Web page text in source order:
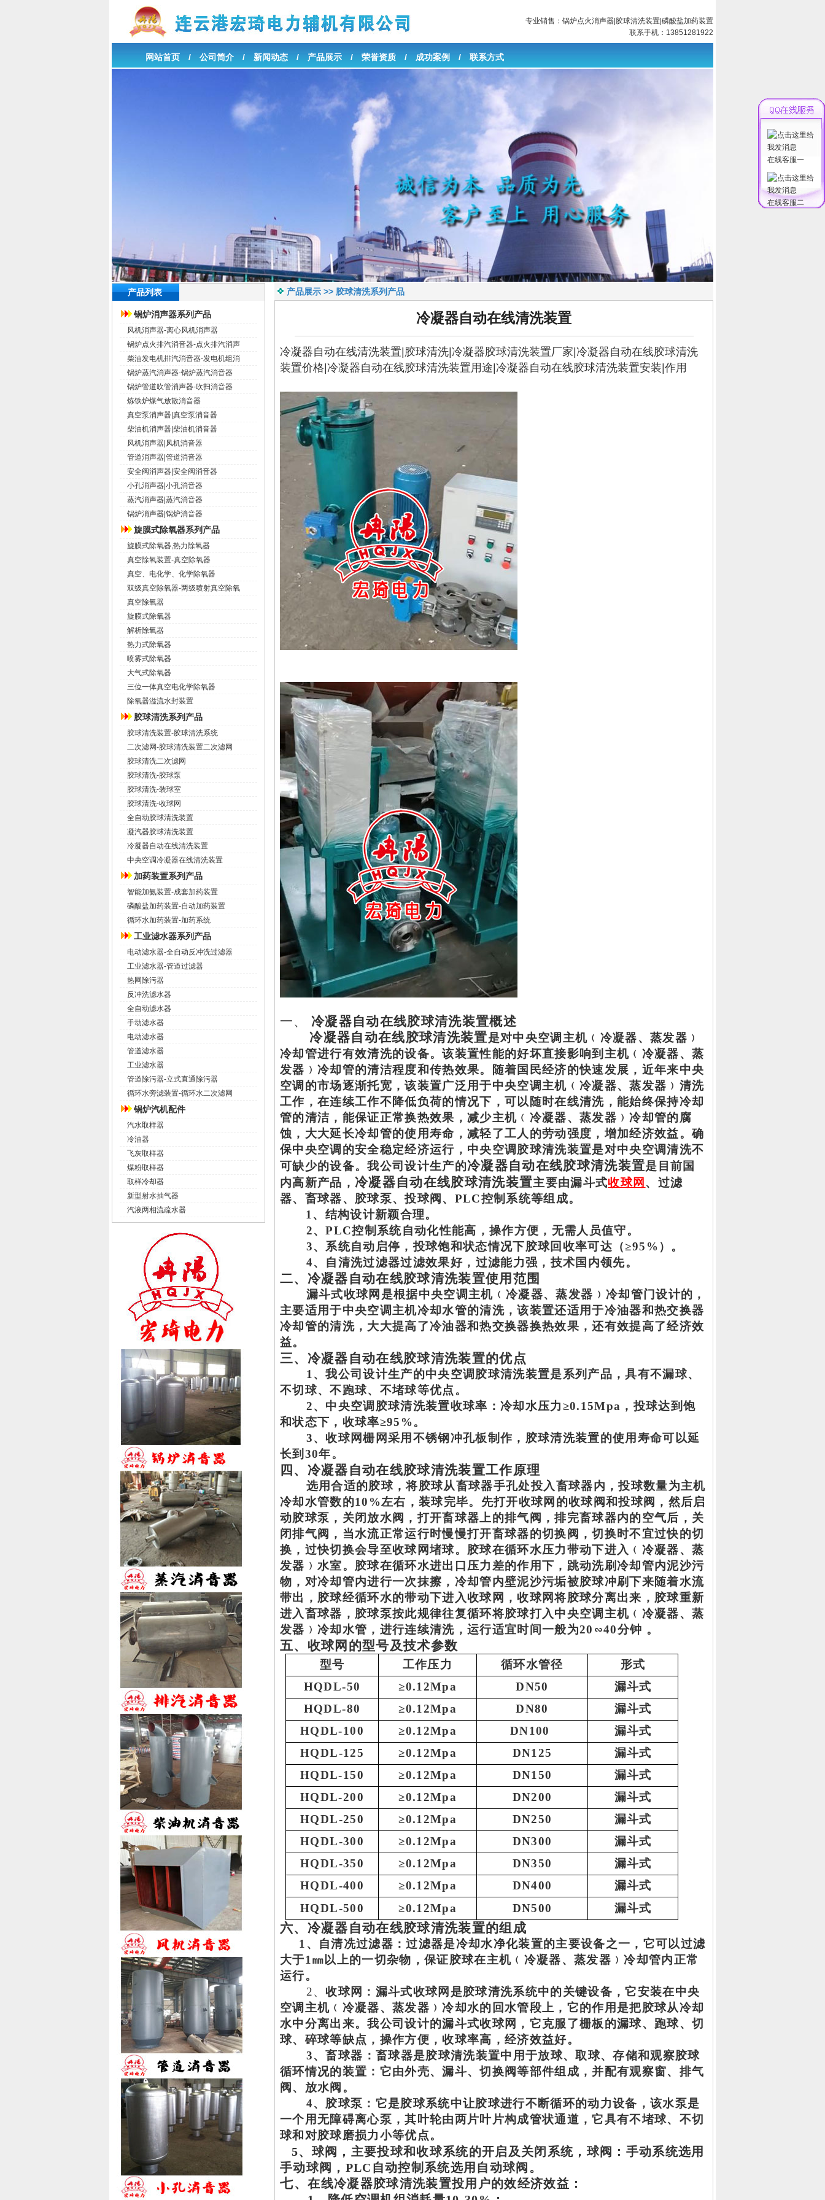
专业销售： 锅炉点火消声器 胶球清洗装置 磷酸盐加药装置
联系手机：13851281922
网站首页 / 公司简介 / 新闻动态 / 产品展示 / 荣誉资质 / 成功案例 / 联系方式
产品列表
锅炉消声器系列产品
风机消声器-离心风机消声器
锅炉点火排汽消音器-点火排汽消声
柴油发电机排汽消音器-发电机组消
锅炉蒸汽消声器-锅炉蒸汽消音器
锅炉管道吹管消声器-吹扫消音器
炼铁炉煤气放散消音器
真空泵消声器|真空泵消音器
柴油机消声器|柴油机消音器
风机消声器|风机消音器
管道消声器|管道消音器
安全阀消声器|安全阀消音器
小孔消声器|小孔消音器
蒸汽消声器|蒸汽消音器
锅炉消声器|锅炉消音器
旋膜式除氧器系列产品
旋膜式除氧器,热力除氧器
真空除氧装置-真空除氧器
真空、电化学、化学除氧器
双级真空除氧器-两级喷射真空除氧
真空除氧器
旋膜式除氧器
解析除氧器
热力式除氧器
喷雾式除氧器
大气式除氧器
三位一体真空电化学除氧器
除氧器溢流水封装置
胶球清洗系列产品
胶球清洗装置-胶球清洗系统
二次滤网-胶球清洗装置二次滤网
胶球清洗二次滤网
胶球清洗-胶球泵
胶球清洗-装球室
胶球清洗-收球网
全自动胶球清洗装置
凝汽器胶球清洗装置
冷凝器自动在线清洗装置
中央空调冷凝器在线清洗装置
加药装置系列产品
智能加氨装置-成套加药装置
磷酸盐加药装置-自动加药装置
循环水加药装置-加药系统
工业滤水器系列产品
电动滤水器-全自动反冲洗过滤器
工业滤水器-管道过滤器
热网除污器
反冲洗滤水器
全自动滤水器
手动滤水器
电动滤水器
管道滤水器
工业滤水器
管道除污器-立式直通除污器
循环水旁滤装置-循环水二次滤网
锅炉汽机配件
汽水取样器
冷油器
飞灰取样器
煤粉取样器
取样冷却器
新型射水抽气器
汽液两相流疏水器
产品展示 >> 胶球清洗系列产品
冷凝器自动在线清洗装置
冷凝器自动在线清洗装置 胶球清洗 冷凝器胶球清洗装置厂家| 冷凝器自动在线胶球清洗
装置价格| 冷凝器自动在线胶球清洗装置用途| 冷凝器自动在线胶球清洗装置安装|作用
一、 冷凝器自动在线胶球清洗装置概述
冷凝器自动在线胶球清洗装置是对中央空调主机﹙ 冷凝器、蒸发器 ﹚
冷却管进行有效清洗的设备。该装置性能的好坏直接影响到主机﹙ 冷凝器、蒸
发器 ﹚冷却管的清洁程度和传热效果。 随着国民经济的快速发展， 近年来中央
空调的市场逐渐托宽，该装置广泛用于中央空调主机﹙冷凝器、蒸发器 ﹚清洗
工作，在连续工作不降低负荷的情况下，可以随时在线清洗，能始终保持冷却
管的清洁，能保证正常换热效果， 减少主机﹙ 冷凝器、蒸发器 ﹚冷却管的腐
蚀，大大延长冷却管的使用寿命，减轻了工人的劳动强度，增加经济效益。确
保中央空调的安全稳定经济运行，中央空调胶球清洗装置是对中央空调清洗不
可缺少的设备。我公司设计生产的冷凝器自动在线胶球清洗装置是目前国
内高新产品， 冷凝器自动在线胶球清洗装置主要由漏斗式收球网 、过滤
器、畜球器、胶球泵、投球阀、 PLC控制系统等组成。
1、结构设计新颖合理。
2、PLC控制系统自动化性能高，操作方便 ，无需人员值守。
3、系统自动启停，投球饱和状态情况下胶球回收率可达（≥95 %）。
4、 自清洗过滤器过滤效果好， 过滤能力强 ，技术国内领先。
二、 冷凝器自动在线胶球清洗装置使用范围
漏斗式收球网是根据中央空调主机 ﹙冷凝器、蒸发器 ﹚冷却管门设计的，
主要适用于中央空调主机冷却水管的清洗，该装置还适用于冷油器和热交换器
冷却管的清洗，大大提高了冷油器和热交换器换热效果，还有效提高了经济效
益。
三、 冷凝器自动在线胶球清洗装置的优点
1、我公司设计生产的中央空调胶球清洗装置是系列产品，具有不漏球、
不切球、不跑球、不堵球等优点。
2、中央空调胶球清洗装置收球率：冷却水压力≥0.15Mpa ，投球达到饱
和状态下 ，收球率≥95%。
3、收球网栅网采用不锈钢冲孔板制作，胶球清洗装置的使用寿命可以延
长到30年。
四、 冷凝器自动在线胶球清洗装置工作原理
选用合适的胶球，将胶球从畜球器手孔处投入畜球器内，投球数量为主机
冷却水管数的10%左右，装球完毕。先打开收球网的收球阀和投球阀 ，然后启
动胶球泵，关闭放水阀，打开畜球器上的排气阀，排完畜球器内的空气后，关
闭排气阀，当水流正常运行时慢慢打开畜球器的切换阀，切换时不宜过快的切
换，过快切换会导至收球网堵球。胶球在循环水压力带动下进入﹙ 冷凝器、蒸
发器 ﹚水室。胶球在循环水进出口压力差的作用下，跳动洗刷冷却管内泥沙污
物，对冷却管内进行一次抹擦，冷却管内壁泥沙污垢被胶球冲刷下来随着水流
带出，胶球经循环水的带动下进入收球网，收球网将胶球分离出来，胶球重新
进入畜球器 ，胶球泵按此规律往复循环将胶球打入中央空调主机﹙ 冷凝器、蒸
发器 ﹚冷却水管，进行连续清洗，运行适宜时间一般为20∽40分钟 。
五、收球网的型号及技术参数
型号 工作压力 循环水管径
形式
HQDL-50 ≥0.12Mpa DN50
漏斗式
HQDL-80 ≥0.12Mpa DN80
漏斗式
HQDL-100 ≥0.12Mpa DN100
漏斗式
HQDL-125 ≥0.12Mpa DN125
漏斗式
HQDL-150 ≥0.12Mpa DN150
漏斗式
HQDL-200 ≥0.12Mpa DN200
漏斗式
HQDL-250 ≥0.12Mpa DN250
漏斗式
HQDL-300 ≥0.12Mpa DN300
漏斗式
HQDL-350 ≥0.12Mpa DN350
漏斗式
HQDL-400 ≥0.12Mpa DN400
漏斗式
HQDL-500 ≥0.12Mpa DN500 漏斗式
六、 冷凝器自动在线胶球清洗装置的组成
1、 自清冼过滤器 ：过滤器是冷却水净化装置的主要设备之一，它可以过滤
大于1㎜以上的一切杂物，保证胶球在主机﹙ 冷凝器、蒸发器 ﹚冷却管内正常
运行。
2、收球网： 漏斗式收球网是胶球清洗系统中的关键设备，它安装在中央
空调主机﹙ 冷凝器、蒸发器 ﹚冷却水的回水管段上，它的作用是把胶球从冷却
水中分离出来。我公司设计的漏斗式收球网，它克服了栅板的漏球、跑球、切
球、碎球等缺点，操作方便，收球率高，经济效益好。
3、畜球器 ： 畜球器是胶球清洗装置中用于放球、取球、存储和观察胶球
循环情况的装置：它由外壳、漏斗、切换阀等部件组成，并配有观察窗、排气
阀、放水阀。
4、胶球泵：它是胶球系统中让胶球进行不断循环的动力设备，该水泵是
一个用无障碍离心泵，其叶轮由两片叶片构成管状通道，它具有不堵球、不切
球和对胶球磨损力小等优点。
5、 球阀 ， 主要投球和收球系统的开启及关闭系统，球阀：手动系统选用
手动球阀， PLC自动控制 系统选用自动球阀。
七、在线冷凝器胶球清洗装置投用户的效经济效益：
在线客服一
在线客服二